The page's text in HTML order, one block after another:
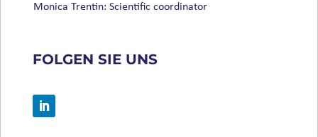
Monica Trentin: Scientific coordinator
FOLGEN SIE UNS